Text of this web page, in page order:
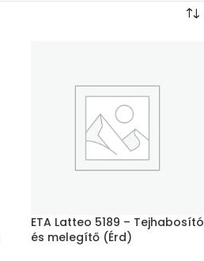
ETA Latteo 5189 – Tejhabosító
és melegítő (Érd)